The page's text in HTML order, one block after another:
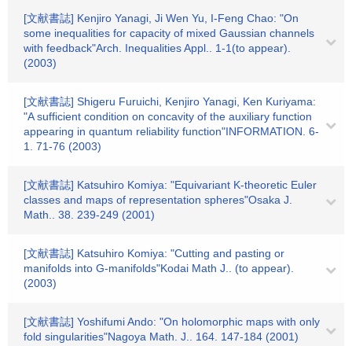
[文献書誌] Kenjiro Yanagi, Ji Wen Yu, I-Feng Chao: "On
some inequalities for capacity of mixed Gaussian channels
with feedback"Arch. Inequalities Appl.. 1-1(to appear).
(2003)
[文献書誌] Shigeru Furuichi, Kenjiro Yanagi, Ken Kuriyama:
"A sufficient condition on concavity of the auxiliary function
appearing in quantum reliability function"INFORMATION. 6-
1. 71-76 (2003)
[文献書誌] Katsuhiro Komiya: "Equivariant K-theoretic Euler
classes and maps of representation spheres"Osaka J.
Math.. 38. 239-249 (2001)
[文献書誌] Katsuhiro Komiya: "Cutting and pasting or
manifolds into G-manifolds"Kodai Math J.. (to appear).
(2003)
[文献書誌] Yoshifumi Ando: "On holomorphic maps with only
fold singularities"Nagoya Math. J.. 164. 147-184 (2001)